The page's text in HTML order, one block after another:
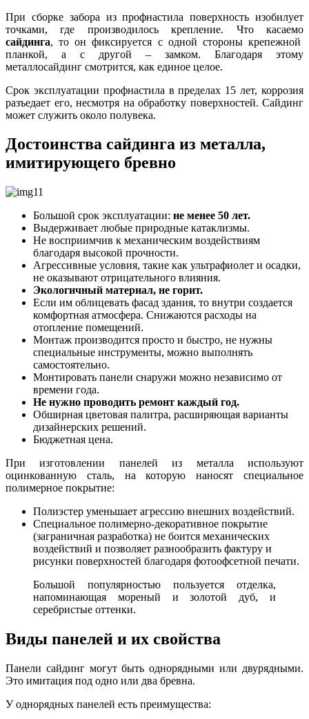
При сборке забора из профнастила поверхность изобилует
точками, где производилось крепление. Что касаемо
сайдинга, то он фиксируется с одной стороны крепежной
планкой, а с другой – замком. Благодаря этому
металлосайдинг смотрится, как единое целое.
Срок эксплуатации профнастила в пределах 15 лет, коррозия
разъедает его, несмотря на обработку поверхностей. Сайдинг
может служить около полувека.
Достоинства сайдинга из металла,
имитирующего бревно
Большой срок эксплуатации: не менее 50 лет.
Выдерживает любые природные катаклизмы.
Не восприимчив к механическим воздействиям
благодаря высокой прочности.
Агрессивные условия, такие как ультрафиолет и осадки,
не оказывают отрицательного влияния.
Экологичный материал, не горит.
Если им облицевать фасад здания, то внутри создается
комфортная атмосфера. Снижаются расходы на
отопление помещений.
Монтаж производится просто и быстро, не нужны
специальные инструменты, можно выполнять
самостоятельно.
Монтировать панели снаружи можно независимо от
времени года.
Не нужно проводить ремонт каждый год.
Обширная цветовая палитра, расширяющая варианты
дизайнерских решений.
Бюджетная цена.
При изготовлении панелей из металла используют
оцинкованную сталь, на которую наносят специальное
полимерное покрытие:
Полиэстер уменьшает агрессию внешних воздействий.
Специальное полимерно-декоративное покрытие
(заграничная разработка) не боится механических
воздействий и позволяет разнообразить фактуру и
рисунки поверхностей благодаря фотоофсетной печати.
Большой популярностью пользуется отделка,
напоминающая мореный и золотой дуб, и
серебристые оттенки.
Виды панелей и их свойства
Панели сайдинг могут быть однорядными или двурядными.
Это имитация под одно или два бревна.
У однорядных панелей есть преимущества: